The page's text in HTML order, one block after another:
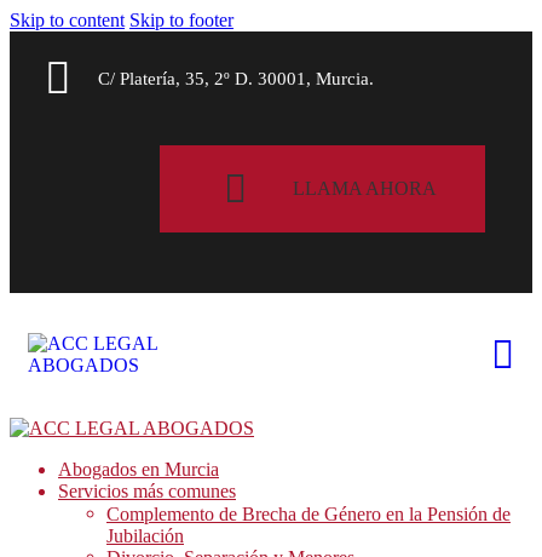
Skip to content Skip to footer
C/ Platería, 35, 2º D. 30001, Murcia.
LLAMA AHORA
Abogados en Murcia
Servicios más comunes
Complemento de Brecha de Género en la Pensión de
Jubilación